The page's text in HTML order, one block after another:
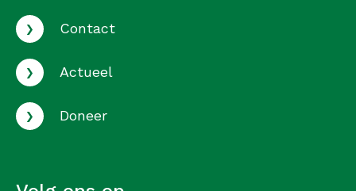
› Contact
› Actueel
› Doneer